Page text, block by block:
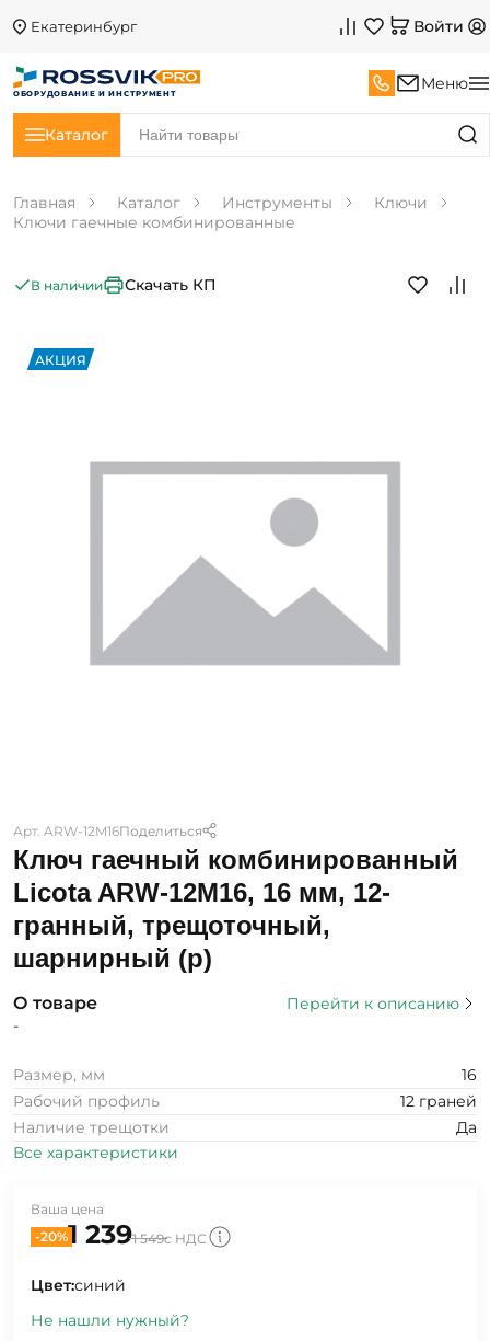
Екатеринбург Войти
ОБОРУДОВАНИЕ И ИНСТРУМЕНТ
Меню
Каталог
Главная Каталог Инструменты
Ключи
Ключи гаечные комбинированные
АКЦИЯ
Арт. ARW-12M16Поделиться
Ключ гаечный комбинированный
Licota ARW-12M16, 16 мм, 12-
гранный, трещоточный,
шарнирный (р)
В наличии Скачать КП
О товаре
Перейти к описанию
-
Размер, мм
16
Рабочий профиль
12 граней
Наличие трещотки
Да
Все характеристики
Ваша цена
-20%1 2391 549с НДС
Цвет:синий
Не нашли нужный?